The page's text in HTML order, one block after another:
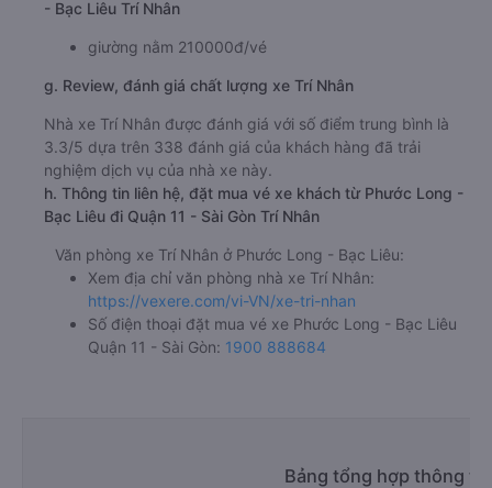
- Bạc Liêu Trí Nhân
giường nằm 210000đ/vé
g. Review, đánh giá chất lượng xe Trí Nhân
Nhà xe Trí Nhân được đánh giá với số điểm trung bình là
3.3/5 dựa trên 338 đánh giá của khách hàng đã trải
nghiệm dịch vụ của nhà xe này.
h. Thông tin liên hệ, đặt mua vé xe khách từ Phước Long -
Bạc Liêu đi Quận 11 - Sài Gòn Trí Nhân
Văn phòng xe Trí Nhân ở Phước Long - Bạc Liêu:
Xem địa chỉ văn phòng nhà xe Trí Nhân:
https://vexere.com/vi-VN/xe-tri-nhan
Số điện thoại đặt mua vé xe Phước Long - Bạc Liêu
Quận 11 - Sài Gòn: 1900 888684
Bảng tổng hợp thông